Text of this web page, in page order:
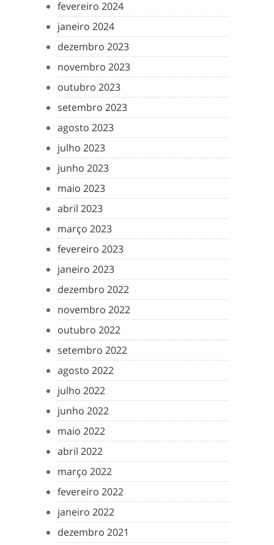
fevereiro 2024
janeiro 2024
dezembro 2023
novembro 2023
outubro 2023
setembro 2023
agosto 2023
julho 2023
junho 2023
maio 2023
abril 2023
março 2023
fevereiro 2023
janeiro 2023
dezembro 2022
novembro 2022
outubro 2022
setembro 2022
agosto 2022
julho 2022
junho 2022
maio 2022
abril 2022
março 2022
fevereiro 2022
janeiro 2022
dezembro 2021